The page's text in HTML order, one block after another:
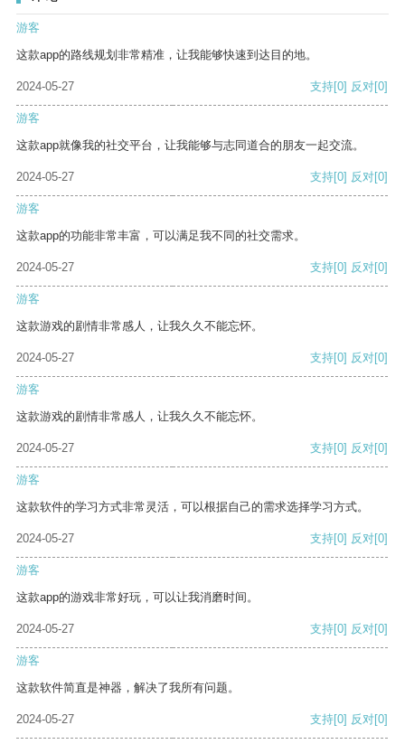
游客
这款app的路线规划非常精准，让我能够快速到达目的地。
2024-05-27 支持[0] 反对[0]
游客
这款app就像我的社交平台，让我能够与志同道合的朋友一起交流。
2024-05-27 支持[0] 反对[0]
游客
这款app的功能非常丰富，可以满足我不同的社交需求。
2024-05-27 支持[0] 反对[0]
游客
这款游戏的剧情非常感人，让我久久不能忘怀。
2024-05-27 支持[0] 反对[0]
游客
这款游戏的剧情非常感人，让我久久不能忘怀。
2024-05-27 支持[0] 反对[0]
游客
这款软件的学习方式非常灵活，可以根据自己的需求选择学习方式。
2024-05-27 支持[0] 反对[0]
游客
这款app的游戏非常好玩，可以让我消磨时间。
2024-05-27 支持[0] 反对[0]
游客
这款软件简直是神器，解决了我所有问题。
2024-05-27 支持[0] 反对[0]